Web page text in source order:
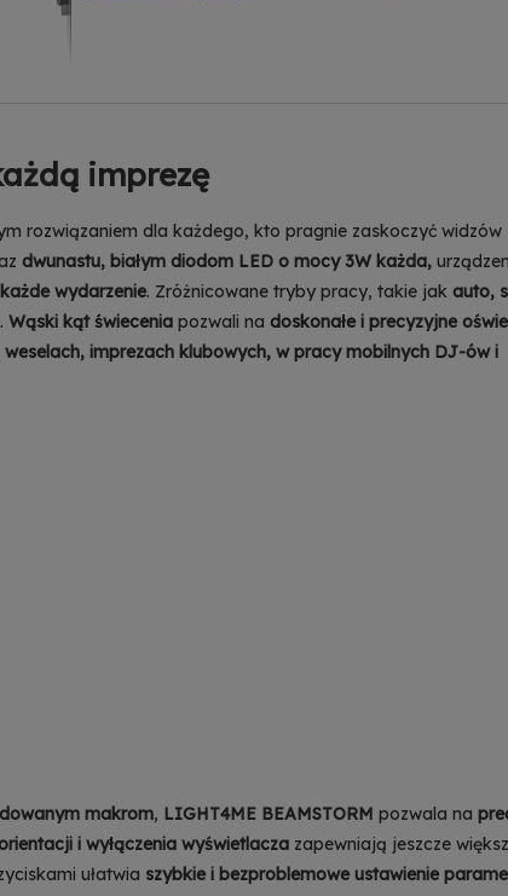
imprezę
rozwiązaniem dla każdego, kto pragnie zaskoczyć widzów
dwunastu, białym diodom LED o mocy 3W każda,
wydarzenie. Zróżnicowane tryby pracy, takie jak auto,
. Wąski kąt świecenia pozwali na doskonałe i precyzyjne
imprezach klubowych, w pracy mobilnych DJ-ów i
makrom, LIGHT4ME BEAMSTORM pozwala na
i wyłączenia wyświetlacza zapewniają jeszcze
ułatwia szybkie i bezproblemowe ustawienie